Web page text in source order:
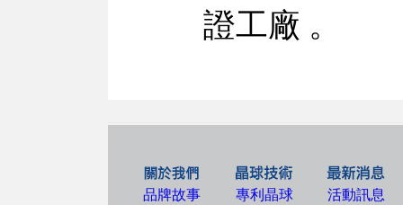
證工廠 。
品牌故事
專利晶球
活動訊息